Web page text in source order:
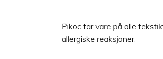
Pikoc tar vare på alle
allergiske reaksjoner.